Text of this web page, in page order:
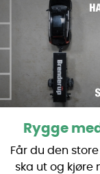
Rygge
Får du den
ska ut og kjøre